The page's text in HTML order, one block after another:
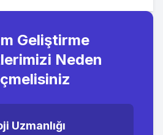
Geliştirme
Neden
Uzmanlığı